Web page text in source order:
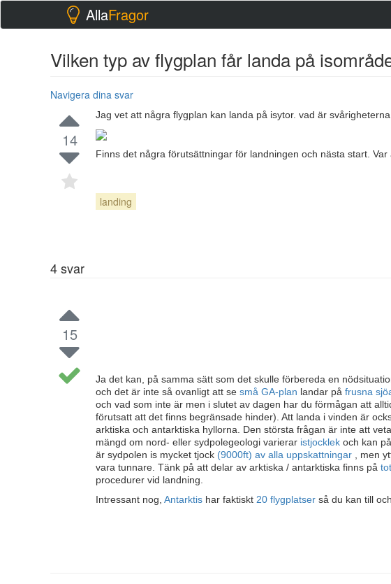
AllaFragor
Vilken typ av flygplan får landa på
Navigera dina svar
14
Jag vet att några flygplan kan landa på isytor. vad är
Finns det några förutsättningar för landningen och nästa start.
landing
4svar
15
Ja det kan, på samma sätt som det skulle förbereda en
och det är inte så ovanligt att se små GA-plan landar på frusna
och vad som inte är men i slutet av dagen har du förmågan att
förutsatt att det finns begränsade hinder). Att landa i vinden är
arktiska och antarktiska hyllorna. Den största frågan är inte att
mängd om nord- eller sydpolegeologi varierar istjocklek och kan
är sydpolen is mycket tjock (9000ft) av alla uppskattningar , men
vara tunnare. Tänk på att delar av arktiska / antarktiska finns på
procedurer vid landning.
Intressant nog, Antarktis har faktiskt 20 flygplatser så du kan till